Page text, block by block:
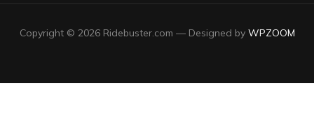
Copyright © 2026 Ridebuster.com — Designed by WPZOOM